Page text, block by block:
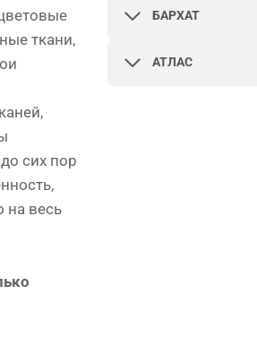
ткани,
сих пор
на весь
БАРХАТ
АТЛАС